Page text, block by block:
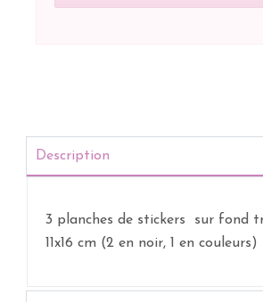
Description
3 planches de stickers sur fond
11x16 cm (2 en noir, 1 en couleurs)